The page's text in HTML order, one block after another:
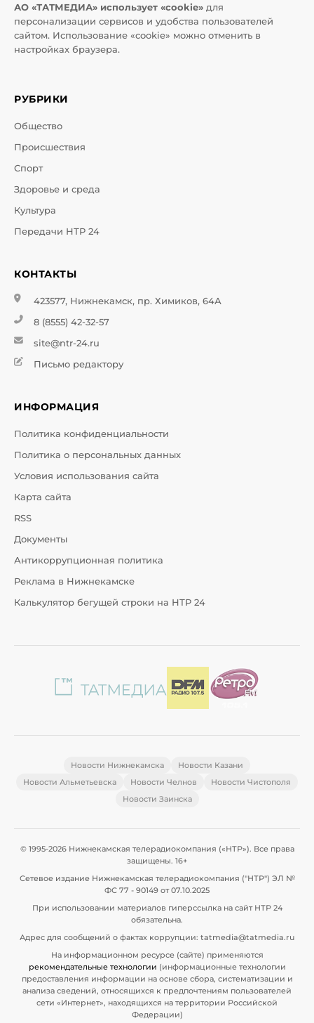
АО «ТАТМЕДИА» использует «cookie» для
персонализации сервисов и удобства пользователей
сайтом. Использование «cookie» можно отменить в
настройках браузера.
РУБРИКИ
Общество
Происшествия
Спорт
Здоровье и среда
Культура
Передачи НТР 24
КОНТАКТЫ
423577, Нижнекамск, пр. Химиков, 64А
8 (8555) 42-32-57
site@ntr-24.ru
Письмо редактору
ИНФОРМАЦИЯ
Политика конфиденциальности
Политика о персональных данных
Условия использования сайта
Карта сайта
RSS
Документы
Антикоррупционная политика
Реклама в Нижнекамске
Калькулятор бегущей строки на НТР 24
Новости Нижнекамска
Новости Казани
Новости Альметьевска
Новости Челнов
Новости Чистополя
Новости Заинска
© 1995-2026 Нижнекамская телерадиокомпания («НТР»). Все права
защищены. 16+
Сетевое издание Нижнекамская телерадиокомпания ("НТР") ЭЛ №
ФС 77 - 90149 от 07.10.2025
При использовании материалов гиперссылка на сайт НТР 24
обязательна.
Адрес для сообщений о фактах коррупции: tatmedia@tatmedia.ru
На информационном ресурсе (сайте) применяются
рекомендательные технологии (информационные технологии
предоставления информации на основе сбора, систематизации и
анализа сведений, относящихся к предпочтениям пользователей
сети «Интернет», находящихся на территории Российской
Федерации)